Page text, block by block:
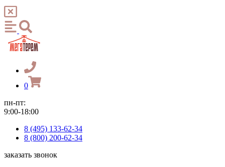
0
пн-пт:
9:00-18:00
8 (495) 133-62-34
8 (800) 200-62-34
заказать звонок